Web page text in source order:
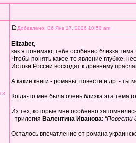
Добавлено: Сб Янв 17, 2026 10:50 am
Elizabet,
как я понимаю, тебе особенно близка тема
Чтобы понять какое-то явление глубже,
Истоки России восходят к древнему
А какие книги - романы, повести и др. - ты
Когда-то мне была очень близка эта тема
Из тех, которые мне особенно
- трилогия Валентина Иванова: "Повести
Осталось впечатление от романа